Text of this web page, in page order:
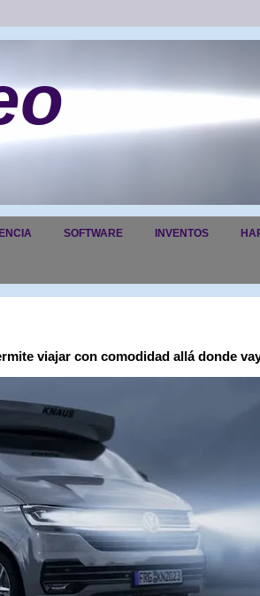
SOFTWARE INVENTOS
viajar con comodidad allá donde